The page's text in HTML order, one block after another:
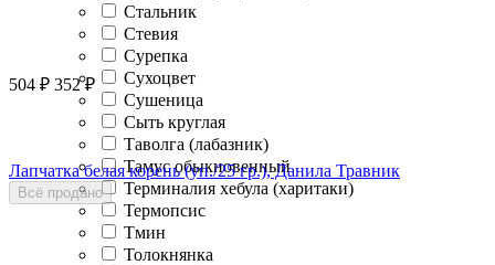
Стальник
Стевия
Сурепка
Сухоцвет
Сушеница
Сыть круглая
Таволга (лабазник)
Тамус обыкновенный
Терминалия хебула (харитаки)
Термопсис
Тмин
Толокнянка
504 ₽ 352 ₽
Лапчатка белая корень (уп./25 гр.), Данила Травник
Всё продано